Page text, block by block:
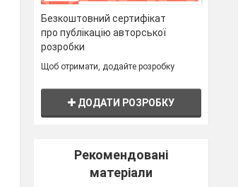
Безкоштовний сертифікат
про публікацію авторської
розробки
Щоб отримати, додайте розробку
ДОДАТИ РОЗРОБКУ
Рекомендовані
матеріали